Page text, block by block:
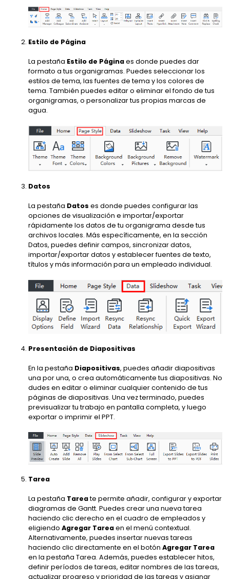
Estilo de Página
La pestaña Estilo de Páginaes donde puedes dar
formato a tus organigramas. Puedes seleccionar los
estilos de tema, las fuentes de tema y los colores de
tema. También puedes editar o eliminar el fondo de tus
organigramas, o personalizar tus propias marcas de
agua.
Datos
La pestaña Datos es donde puedes configurar las
opciones de visualización e importar/exportar
rápidamente los datos de tu organigrama desde tus
archivos locales. Más específicamente, en la sección
Datos, puedes definir campos, sincronizar datos,
importar/exportar datos y establecer fuentes de texto,
títulos y más información para un empleado individual.
Presentación de Diapositivas
En la pestaña Diapositivas, puedes añadir diapositivas
una por una, o crea automáticamente tus diapositivas. No
dudes en editar o eliminar cualquier contenido de tus
páginas de diapositivas. Una vez terminado, puedes
previsualizar tu trabajo en pantalla completa, y luego
exportar o imprimir el PPT.
Tarea
La pestaña Tareate permite añadir, configurar y exportar
diagramas de Gantt. Puedes crear una nueva tarea
haciendo clic derecho en el cuadro de empleados y
eligiendo Agregar Tareaen el menú contextual.
Alternativamente, puedes insertar nuevas tareas
haciendo clic directamente en el botón Agregar Tarea
en la pestaña Tarea. Además, puedes establecer hitos,
definir períodos de tareas, editar nombres de las tareas,
actualizar progreso y prioridad de las tareas y asignar